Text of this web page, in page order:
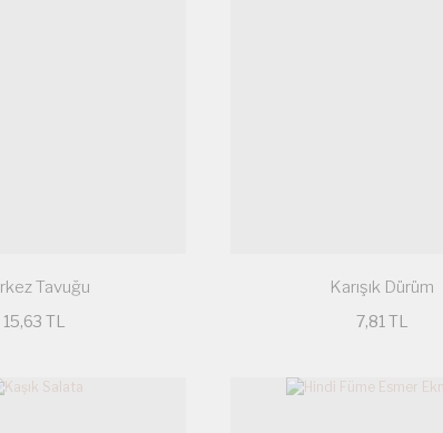
Tavuğu
15,63 TL
Karışık Dürüm
7,81 TL